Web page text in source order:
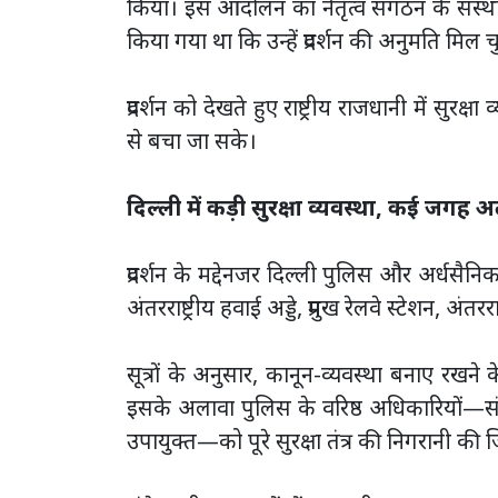
किया। इस आंदोलन का नेतृत्व संगठन के
किया गया था कि उन्हें प्रदर्शन की अनुमति
प्रदर्शन को देखते हुए राष्ट्रीय राजधानी में
से बचा जा सके।
दिल्ली में कड़ी सुरक्षा व्यवस्था, कई जगह
प्रदर्शन के मद्देनजर दिल्ली पुलिस और
अंतरराष्ट्रीय हवाई अड्डे, प्रमुख रेलवे स्टेशन,
सूत्रों के अनुसार, कानून-व्यवस्था बनाए
इसके अलावा पुलिस के वरिष्ठ
उपायुक्त—को पूरे सुरक्षा तंत्र की निगरानी की